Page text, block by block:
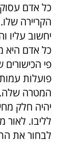
כל אדם עסוק
הקריירה
יחשוב עליו
כל אדם היא
פי
פועלות
המטרה שלה.
יהיה חלק
לליבו. לאור
לבחור את